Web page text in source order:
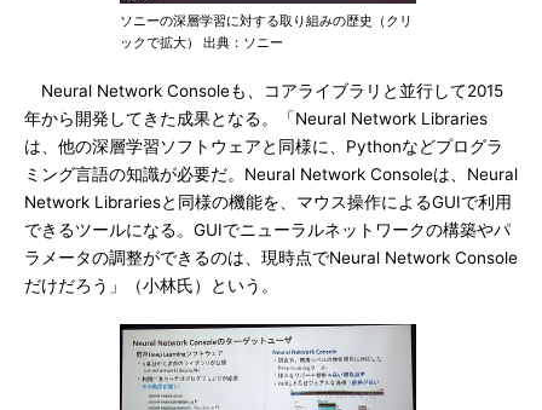
ソニーの深層学習に対する取り組みの歴史（クリ
ックで拡大） 出典：ソニー
Neural Network Consoleも、コアライブラリと並行して2015
年から開発してきた成果となる。「Neural Network Libraries
は、他の深層学習ソフトウェアと同様に、Pythonなどプログラ
ミング言語の知識が必要だ。Neural Network Consoleは、Neural
Network Librariesと同様の機能を、マウス操作によるGUIで利用
できるツールになる。GUIでニューラルネットワークの構築やパ
ラメータの調整ができるのは、現時点でNeural Network Console
だけだろう」（小林氏）という。